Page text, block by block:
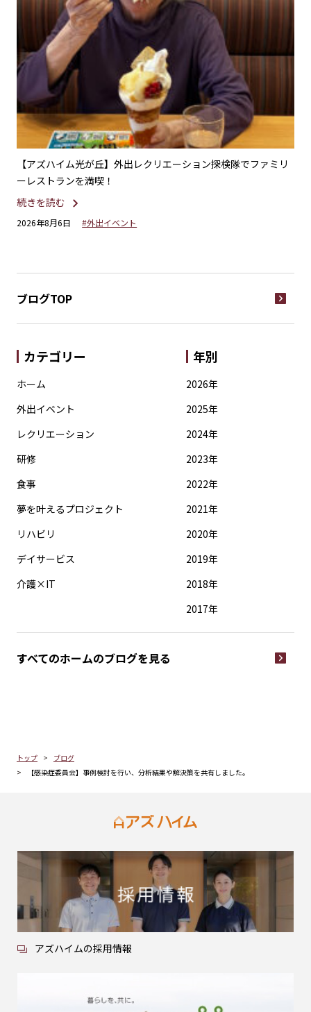
トップ
ブログ
【感染症委員会】事例検討を行い、分析結果や解決策を共有しました。
【アズハイム光が丘】外出レクリエーション探検隊でファミリ
ーレストランを満喫！
続きを読む
2026年8月6日 #外出イベント
ブログTOP
カテゴリー
ホーム
外出イベント
レクリエーション
研修
食事
夢を叶えるプロジェクト
リハビリ
デイサービス
介護×IT
年別
2026年
2025年
2024年
2023年
2022年
2021年
2020年
2019年
2018年
2017年
すべてのホームのブログを見る
アズハイムの採用情報